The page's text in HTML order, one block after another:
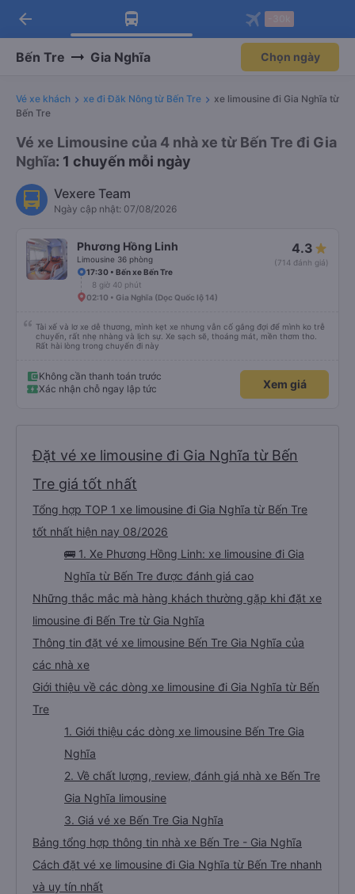
Tải app Vexere ngay!
Nhận ưu đãi thành viên độc
Mở app
Tải app Vexere
-30k/ghế khi đặt vé máy bay qua
Mở app
arrow_back
Bến Tre Gia Nghĩa Chọn ngày
Vé xe khách xe đi Đăk Nông từ Bến Tre
xe limousine đi Gia Nghĩa từ
Bến Tre
Vé xe Limousine của 4 nhà xe từ Bến Tre đi Gia
Nghĩa: 1 chuyến mỗi ngày
Vexere Team
Ngày cập nhật: 07/08/2026
Phương Hồng Linh
Limousine 36 phòng
4.3
(714 đánh giá)
17:30 • Bến xe Bến Tre
8 giờ 40 phút
02:10 • Gia Nghĩa (Dọc Quốc lộ 14)
Tài xế và lơ xe dễ thương, mình kẹt xe nhưng vẫn cố gắng đợi để mình ko trễ
chuyến, rất nhẹ nhàng và lịch sự. Xe sạch sẽ, thoáng mát, mền thơm tho.
Rất hài lòng trong chuyến đi này
Không cần thanh toán trước
Xác nhận chỗ ngay lập tức
Xem giá
Đặt vé xe limousine đi Gia Nghĩa từ Bến
Tre giá tốt nhất
Tổng hợp TOP 1 xe limousine đi Gia Nghĩa từ Bến Tre
tốt nhất hiện nay 08/2026
🚌 1. Xe Phương Hồng Linh: xe limousine đi Gia
Nghĩa từ Bến Tre được đánh giá cao
Những thắc mắc mà hàng khách thường gặp khi đặt xe
limousine đi Bến Tre từ Gia Nghĩa
Thông tin đặt vé xe limousine Bến Tre Gia Nghĩa của
các nhà xe
Giới thiệu về các dòng xe limousine đi Gia Nghĩa từ Bến
Tre
1. Giới thiệu các dòng xe limousine Bến Tre Gia
Nghĩa
2. Về chất lượng, review, đánh giá nhà xe Bến Tre
Gia Nghĩa limousine
3. Giá vé xe Bến Tre Gia Nghĩa
Bảng tổng hợp thông tin nhà xe Bến Tre - Gia Nghĩa
Cách đặt vé xe limousine đi Gia Nghĩa từ Bến Tre nhanh
và uy tín nhất